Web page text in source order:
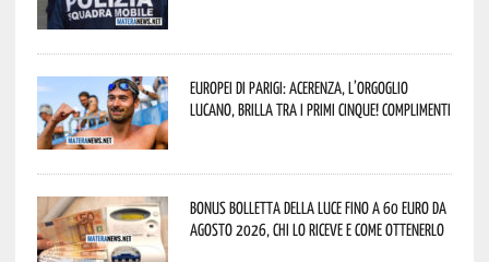
Europei di Parigi: Acerenza, l’orgoglio
lucano, brilla tra i primi cinque! Complimenti
Bonus bolletta della luce fino a 60 euro da
agosto 2026, chi lo riceve e come ottenerlo